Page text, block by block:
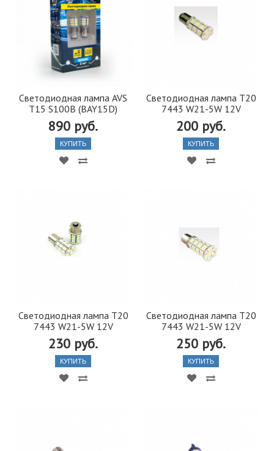
Светодиодная лампа AVS
T15 S100B (BAY15D)
890 руб.
КУПИТЬ
Светодиодная лампа T20
7443 W21-5W 12V
200 руб.
КУПИТЬ
Светодиодная лампа T20
7443 W21-5W 12V
230 руб.
КУПИТЬ
Светодиодная лампа T20
7443 W21-5W 12V
250 руб.
КУПИТЬ